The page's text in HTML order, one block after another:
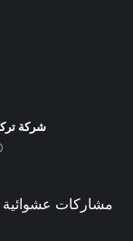
شركة تركيب
مشاركات عشوائية